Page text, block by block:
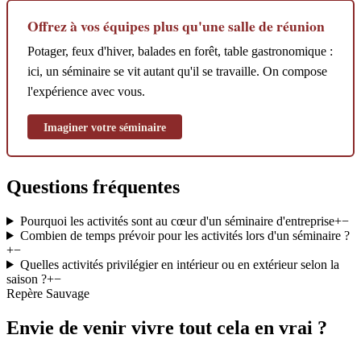
Offrez à vos équipes plus qu'une salle de réunion
Potager, feux d'hiver, balades en forêt, table gastronomique :
ici, un séminaire se vit autant qu'il se travaille. On compose
l'expérience avec vous.
Imaginer votre séminaire
Questions fréquentes
Pourquoi les activités sont au cœur d'un séminaire d'entreprise+−
Combien de temps prévoir pour les activités lors d'un séminaire ?
+−
Quelles activités privilégier en intérieur ou en extérieur selon la
saison ?+−
Repère Sauvage
Envie de venir vivre tout cela en vrai ?